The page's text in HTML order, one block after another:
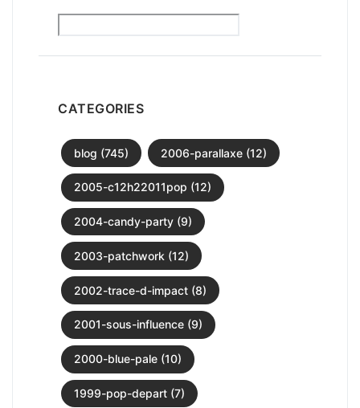
CATEGORIES
blog (745) 2006-parallaxe (12)
2005-c12h22011pop (12)
2004-candy-party (9)
2003-patchwork (12)
2002-trace-d-impact (8)
2001-sous-influence (9)
2000-blue-pale (10)
1999-pop-depart (7)